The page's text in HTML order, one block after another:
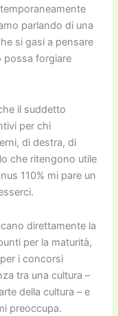
parlando di una
si gasi a pensare
possa forgiare
il suddetto
per chi
di destra, di
che ritengono utile
110% mi pare un
direttamente la
per la maturità,
i concorsi
tra una cultura –
della cultura – e
preoccupa.